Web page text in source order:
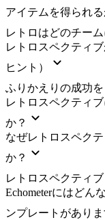
アイテムを得られる
レトロはどのチー
レトロスペクティ
ヒント）
ふりかえりの成功
レトロスペクティ
か？
なぜレトロスペク
か？
レトロスペクティブ
Echometerにはどん
ンプレートがありま